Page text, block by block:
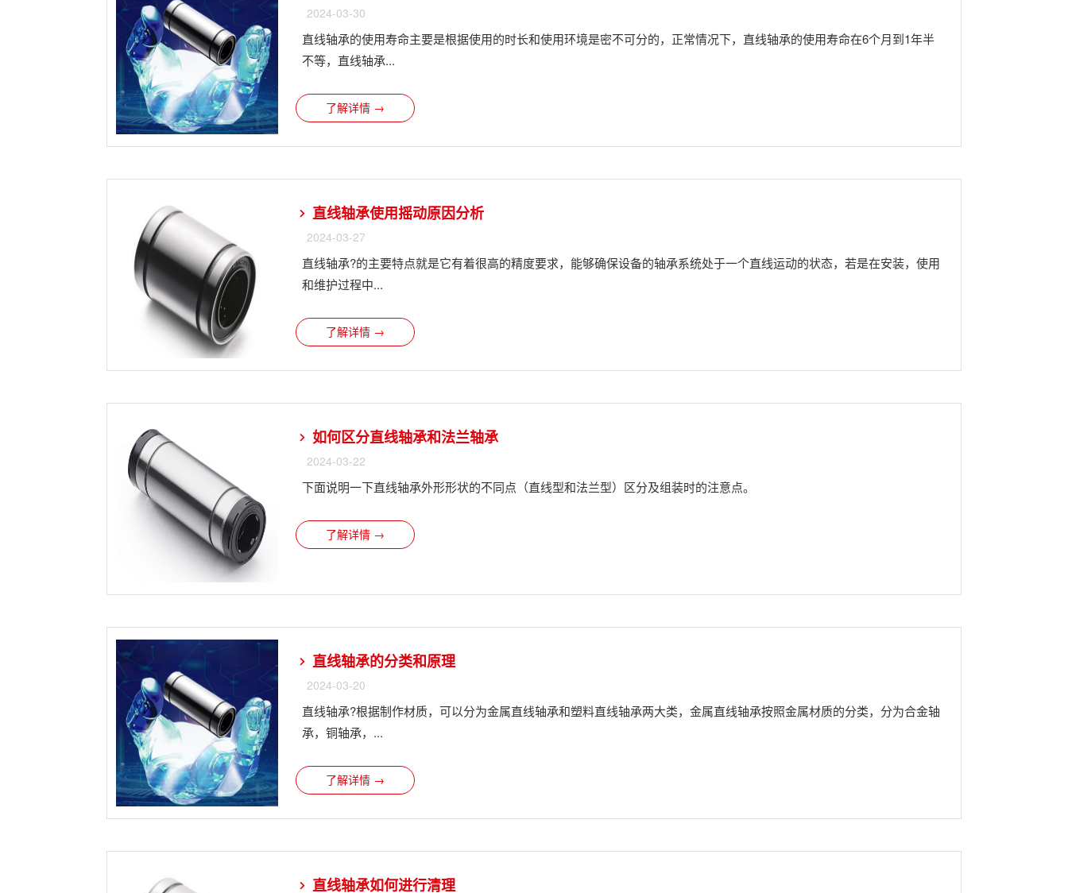
2024-03-30
直线轴承的使用寿命主要是根据使用的时长和使用环境是密不可分的，正常情况下，直线轴承的使用寿命在6个月到1年半
不等，直线轴承...
了解详情 →
直线轴承使用摇动原因分析
2024-03-27
直线轴承?的主要特点就是它有着很高的精度要求，能够确保设备的轴承系统处于一个直线运动的状态，若是在安装，使用
和维护过程中...
了解详情 →
如何区分直线轴承和法兰轴承
2024-03-22
下面说明一下直线轴承外形形状的不同点（直线型和法兰型）区分及组装时的注意点。
了解详情 →
直线轴承的分类和原理
2024-03-20
直线轴承?根据制作材质，可以分为金属直线轴承和塑料直线轴承两大类，金属直线轴承按照金属材质的分类，分为合金轴
承，铜轴承，...
了解详情 →
直线轴承如何进行清理